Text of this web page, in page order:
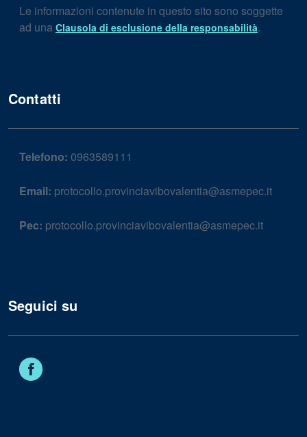
Le informazioni contenute in questo sito sono soggette
ad una Clausola di esclusione della responsabilità.
Contatti
Telefono: 0963589111
Email: protocollo.provinciavibovalentia@asmepec.it
Pec: protocollo.provinciavibovalentia@asmepec.it
Seguici su